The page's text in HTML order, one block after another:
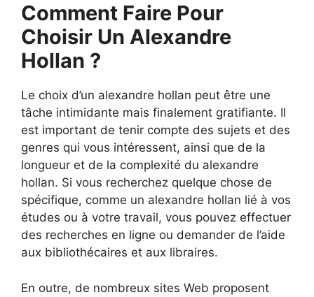
Comment Faire Pour
Choisir Un Alexandre
Hollan ?
Le choix d’un alexandre hollan peut être une
tâche intimidante mais finalement gratifiante. Il
est important de tenir compte des sujets et des
genres qui vous intéressent, ainsi que de la
longueur et de la complexité du alexandre
hollan. Si vous recherchez quelque chose de
spécifique, comme un alexandre hollan lié à vos
études ou à votre travail, vous pouvez effectuer
des recherches en ligne ou demander de l’aide
aux bibliothécaires et aux libraires.
En outre, de nombreux sites Web proposent